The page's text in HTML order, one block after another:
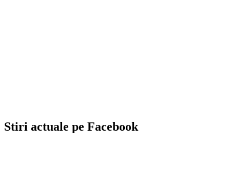
Stiri actuale pe Facebook